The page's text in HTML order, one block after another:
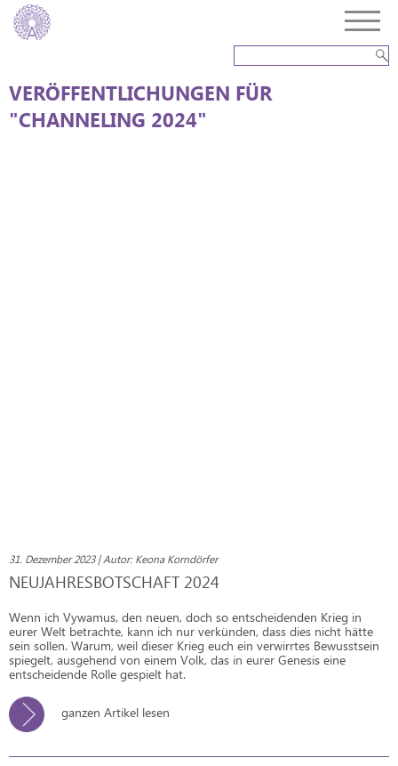
VERÖFFENTLICHUNGEN FÜR
"CHANNELING 2024"
31. Dezember 2023 | Autor: Keona Korndörfer
NEUJAHRESBOTSCHAFT 2024
Wenn ich Vywamus, den neuen, doch so entscheidenden Krieg in
eurer Welt betrachte, kann ich nur verkünden, dass dies nicht hätte
sein sollen. Warum, weil dieser Krieg euch ein verwirrtes Bewusstsein
spiegelt, ausgehend von einem Volk, das in eurer Genesis eine
entscheidende Rolle gespielt hat.
ganzen Artikel lesen